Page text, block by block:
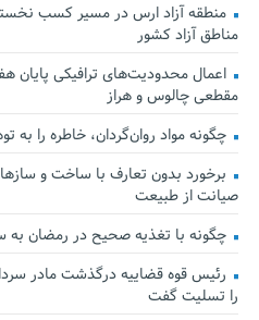
منطقه آزاد ارس در مسیر کسب
مناطق آزاد کشور
اعمال محدودیت‌های ترافیکی پایان
مقطعی چالوس و هراز
چگونه مواد روان‌گردان، خاطره را به
برخورد بدون تعارف با ساخت‌ و
صیانت از طبیعت
چگونه با تغذیه صحیح در رمضان
رئیس قوه قضاییه درگذشت مادر
را تسلیت گفت